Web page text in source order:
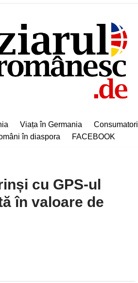
Viața în Germania Consumatori
în diaspora FACEBOOK
cu GPS-ul
în valoare de